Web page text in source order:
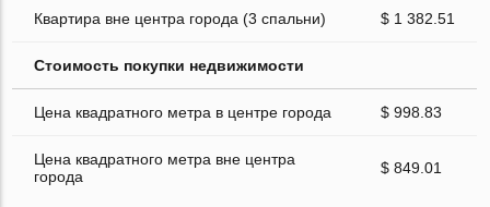
Квартира вне центра города (3 спальни) $ 1 382.51
Стоимость покупки недвижимости
Цена квадратного метра в центре города $ 998.83
Цена квадратного метра вне центра
города
$ 849.01